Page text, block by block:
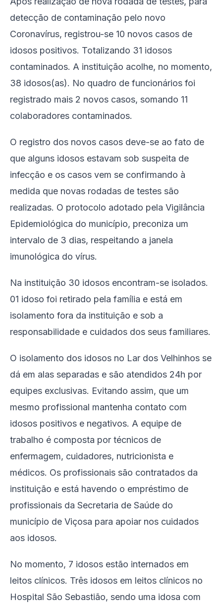
detecção de contaminação pelo novo
Coronavírus, registrou-se 10 novos casos de
idosos positivos. Totalizando 31 idosos
contaminados. A instituição acolhe, no momento,
38 idosos(as). No quadro de funcionários foi
registrado mais 2 novos casos, somando 11
colaboradores contaminados.
O registro dos novos casos deve-se ao fato de
que alguns idosos estavam sob suspeita de
infecção e os casos vem se confirmando à
medida que novas rodadas de testes são
realizadas. O protocolo adotado pela Vigilância
Epidemiológica do município, preconiza um
intervalo de 3 dias, respeitando a janela
imunológica do vírus.
Na instituição 30 idosos encontram-se isolados.
01 idoso foi retirado pela família e está em
isolamento fora da instituição e sob a
responsabilidade e cuidados dos seus familiares.
O isolamento dos idosos no Lar dos Velhinhos se
dá em alas separadas e são atendidos 24h por
equipes exclusivas. Evitando assim, que um
mesmo profissional mantenha contato com
idosos positivos e negativos. A equipe de
trabalho é composta por técnicos de
enfermagem, cuidadores, nutricionista e
médicos. Os profissionais são contratados da
instituição e está havendo o empréstimo de
profissionais da Secretaria de Saúde do
município de Viçosa para apoiar nos cuidados
aos idosos.
No momento, 7 idosos estão internados em
leitos clínicos. Três idosos em leitos clínicos no
Hospital São Sebastião, sendo uma idosa com